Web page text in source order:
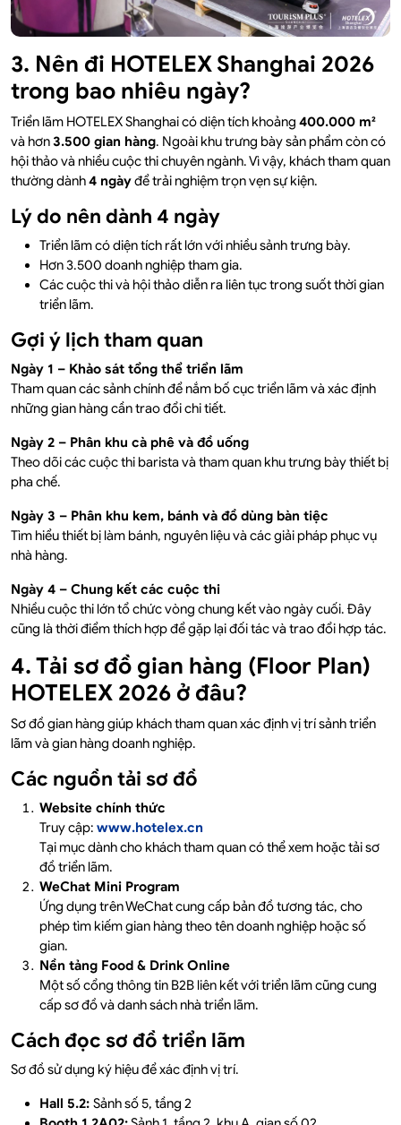
3. Nên đi HOTELEX Shanghai 2026
trong bao nhiêu ngày?
Triển lãm HOTELEX Shanghai có diện tích khoảng 400.000 m²
và hơn3.500 gian hàng. Ngoài khu trưng bày sản phẩm còn có
hội thảo và nhiều cuộc thi chuyên ngành. Vì vậy, khách tham quan
thường dành4 ngàyđể trải nghiệm trọn vẹn sự kiện.
Lý do nên dành 4 ngày
Triển lãm có diện tích rất lớn với nhiều sảnh trưng bày.
Hơn 3.500 doanh nghiệp tham gia.
Các cuộc thi và hội thảo diễn ra liên tục trong suốt thời gian
triển lãm.
Gợi ý lịch tham quan
Ngày 1 – Khảo sát tổng thể triển lãm
Tham quan các sảnh chính để nắm bố cục triển lãm và xác định
những gian hàng cần trao đổi chi tiết.
Ngày 2 – Phân khu cà phê và đồ uống
Theo dõi các cuộc thi barista và tham quan khu trưng bày thiết bị
pha chế.
Ngày 3 – Phân khu kem, bánh và đồ dùng bàn tiệc
Tìm hiểu thiết bị làm bánh, nguyên liệu và các giải pháp phục vụ
nhà hàng.
Ngày 4 – Chung kết các cuộc thi
Nhiều cuộc thi lớn tổ chức vòng chung kết vào ngày cuối. Đây
cũng là thời điểm thích hợp để gặp lại đối tác và trao đổi hợp tác.
4. Tải sơ đồ gian hàng (Floor Plan)
HOTELEX 2026 ở đâu?
Sơ đồ gian hàng giúp khách tham quan xác định vị trí sảnh triển
lãm và gian hàng doanh nghiệp.
Các nguồn tải sơ đồ
Website chính thức
Truy cập: www.hotelex.cn
Tại mục dành cho khách tham quan có thể xem hoặc tải sơ
đồ triển lãm.
WeChat Mini Program
Ứng dụng trên WeChat cung cấp bản đồ tương tác, cho
phép tìm kiếm gian hàng theo tên doanh nghiệp hoặc số
gian.
Nền tảng Food & Drink Online
Một số cổng thông tin B2B liên kết với triển lãm cũng cung
cấp sơ đồ và danh sách nhà triển lãm.
Cách đọc sơ đồ triển lãm
Sơ đồ sử dụng ký hiệu để xác định vị trí.
Hall 5.2: Sảnh số 5, tầng 2